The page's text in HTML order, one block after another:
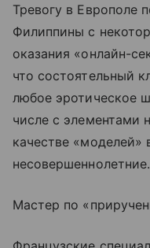
Тревогу в Европоле
Филиппины с
оказания «онлайн-
что состоятельный
любое эротическое
числе с элементами
качестве «моделей»
несовершеннолетние.
Мастер по